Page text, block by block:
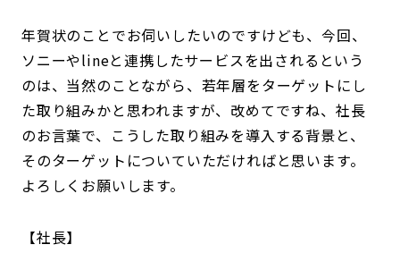
年賀状のことでお伺いしたいのですけども、今回、
ソニーやlineと連携したサービスを出されるという
のは、当然のことながら、若年層をターゲットにし
た取り組みかと思われますが、改めてですね、社長
のお言葉で、こうした取り組みを導入する背景と、
そのターゲットについていただければと思います。
よろしくお願いします。
社長